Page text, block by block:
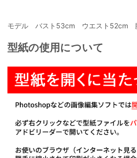
モデル バスト53cm ウエスト52cm
型紙の使用について